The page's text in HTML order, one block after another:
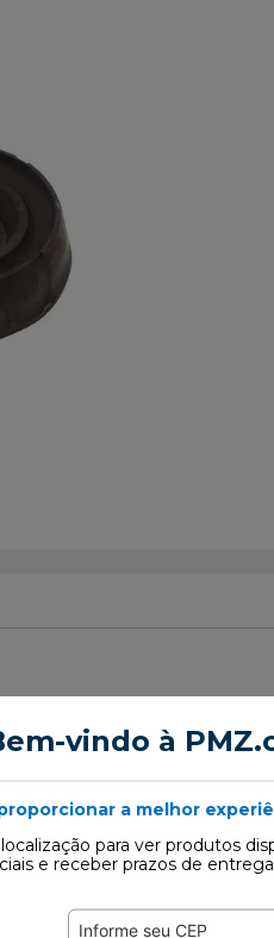
vindo à
a melhor
para ver produtos
e receber prazos de